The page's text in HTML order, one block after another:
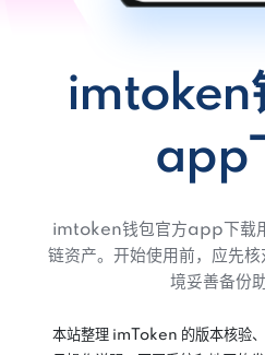
imtoken
app
imtoken钱包官方app下载
链资产。开始使用前，应先
境妥善备份
本站整理 imToken 的版本核验